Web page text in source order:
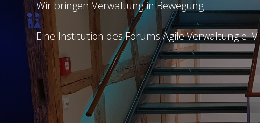
Wir bringen Verwaltung in Bewegung.
Eine Institution des Forums Agile Verwaltung e. V.